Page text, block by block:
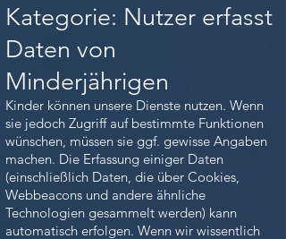
Kategorie: Nutzer erfasst
Daten von
Minderjährigen
Kinder können unsere Dienste nutzen. Wenn
sie jedoch Zugriff auf bestimmte Funktionen
wünschen, müssen sie ggf. gewisse Angaben
machen. Die Erfassung einiger Daten
(einschließlich Daten, die über Cookies,
Webbeacons und andere ähnliche
Technologien gesammelt werden) kann
automatisch erfolgen. Wenn wir wissentlich